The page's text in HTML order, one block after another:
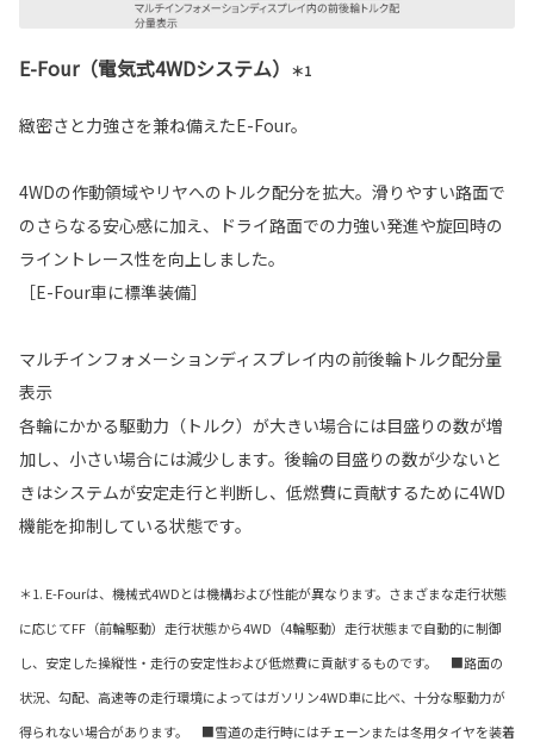
E-Four（電気式4WDシステム） ＊1
緻密さと力強さを兼ね備えたE-Four。
4WDの作動領域やリヤへのトルク配分を拡大。滑りやすい路面で
のさらなる安心感に加え、ドライ路面での力強い発進や旋回時の
ライントレース性を向上しました。
［E-Four車に標準装備］
マルチインフォメーションディスプレイ内の前後輪トルク配分量
表示
各輪にかかる駆動力（トルク）が大きい場合には目盛りの数が増
加し、小さい場合には減少します。後輪の目盛りの数が少ないと
きはシステムが安定走行と判断し、低燃費に貢献するために4WD
機能を抑制している状態です。
＊1. E-Fourは、機械式4WDとは機構および性能が異なります。さまざまな走行状態
に応じてFF（前輪駆動）走行状態から4WD（4輪駆動）走行状態まで自動的に制御
し、安定した操縦性・走行の安定性および低燃費に貢献するものです。 ■路面の
状況、勾配、高速等の走行環境によってはガソリン4WD車に比べ、十分な駆動力が
得られない場合があります。 ■雪道の走行時にはチェーンまたは冬用タイヤを装着